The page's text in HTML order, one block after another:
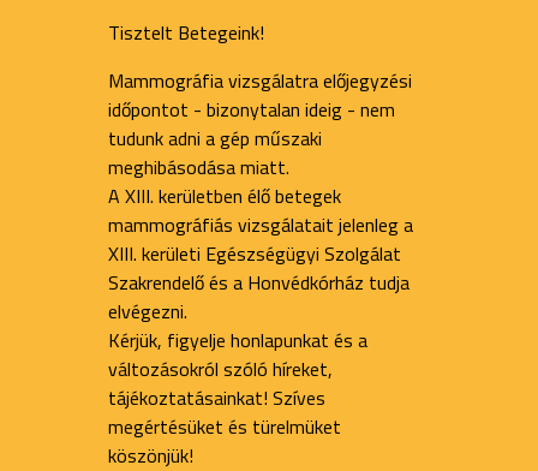
Tisztelt Betegeink!
Mammográfia vizsgálatra előjegyzési
időpontot - bizonytalan ideig - nem
tudunk adni a gép műszaki
meghibásodása miatt.
A XIII. kerületben élő betegek
mammográfiás vizsgálatait jelenleg a
XIII. kerületi Egészségügyi Szolgálat
Szakrendelő és a Honvédkórház tudja
elvégezni.
Kérjük, figyelje honlapunkat és a
változásokról szóló híreket,
tájékoztatásainkat! Szíves
megértésüket és türelmüket
köszönjük!